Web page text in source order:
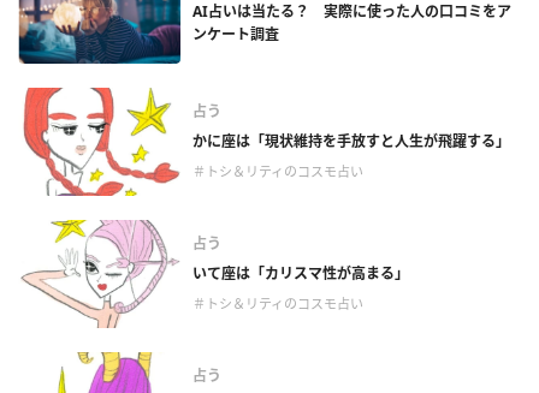
AI占いは当たる？ 実際に使った人の口コミをア
ンケート調査
占う
かに座は「現状維持を手放すと人生が飛躍する」
＃トシ＆リティのコスモ占い
占う
いて座は「カリスマ性が高まる」
＃トシ＆リティのコスモ占い
占う